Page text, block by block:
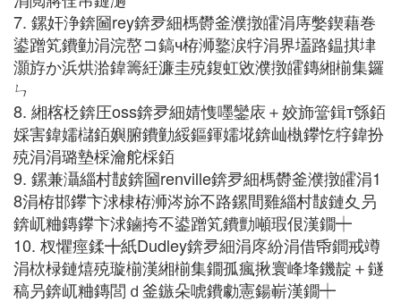
7. 鏍奸浄錛圙rey錛夛細榪欎釜濮撴皬涓庤嫳鍥藉巻
鍙蹭笂鐨勭涓浣嶅コ鎬ч栫浉鐜涙牸涓界壒路鎾掑垏
灝斿か浜烘湁鍏籌紝濂圭殑鍑虹敓濮撴皬鏄緗椾集鑼
ㄣ
8. 緗楁柉錛圧oss錛夛細婧愯嚜鑾庡＋姣斾簹鍓т綔銆
婇害鍏嬬櫧銆嬩腑鐨勭綏鏂鍕嬬埖錛屾槸鑻忔牸鍏扮
殑涓涓璐墊棌瀹舵棌銆
9. 鏍兼灄緇村皵錛圙renville錛夛細榪欎釜濮撴皬涓1
8涓栫邯鑻卞浗棣栫浉涔旀不路鏍間雞緇村皵鏈夊叧
錛屼粬鏄鑻卞浗鏀挎不鍙蹭笂鐨勯噸瑕佷漢鐗┿
10. 杈懼痙鍒╋紙Dudley錛夛細涓庝紛涓借帋鐧戒竴
涓栨椂鏈熺殑璇椾漢緗椾集鐗孤瘋揪寰峰埄鐖靛＋鐩
稿叧錛屼粬鏄閭ｄ釜鏃朵唬鐨勮憲鍚嶄漢鐗┿